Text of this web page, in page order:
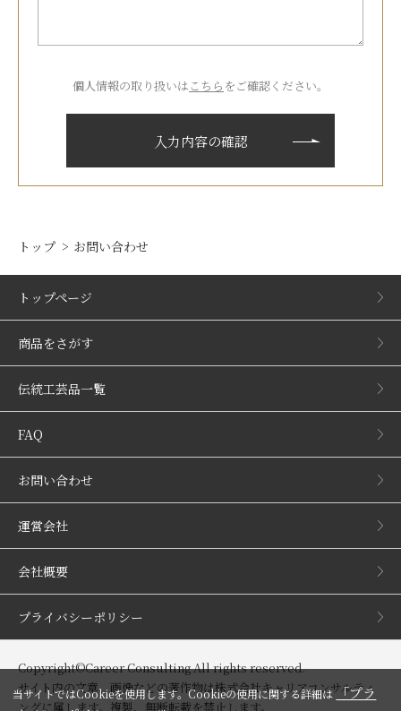
個人情報の取り扱いはこちら をご確認ください。
トップ お問い合わせ
トップページ
商品をさがす
伝統工芸品一覧
FAQ
お問い合わせ
運営会社
会社概要
プライバシーポリシー
Copyright©Career Consulting All rights reserved.
サイト内の文章、画像などの著作物は株式会社キャリアコンサルティ
ングに属します。複製、無断転載を禁止します。
当サイトではCookieを使用します。Cookieの使用に関する詳細は「プラ